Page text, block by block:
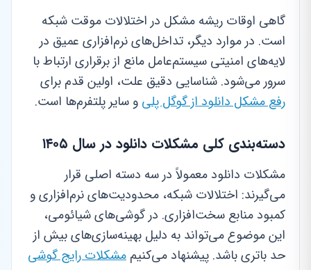
گاهی اوقات ریشه مشکل در اختلالات موقت شبکه
است. در موارد دیگر، تداخل‌های نرم‌افزاری عمیق در
لایه‌های امنیتی سیستم‌عامل مانع از برقراری ارتباط با
سرور می‌شود. شناسایی دقیق علت، اولین قدم برای
رفع مشکل دانلود از گوگل پلی و سایر پلتفرم‌ها است.
دسته‌بندی کلی مشکلات دانلود در سال ۱۴۰۵
مشکلات دانلود معمولاً در سه دسته اصلی قرار
می‌گیرند: اختلالات شبکه، محدودیت‌های نرم‌افزاری و
کمبود منابع سخت‌افزاری. در گوشی‌های شیائومی،
این موضوع می‌تواند به دلیل بهینه‌سازی‌های بیش از
حد باتری باشد. پیشنهاد می‌کنیم مشکلات رایج گوشی